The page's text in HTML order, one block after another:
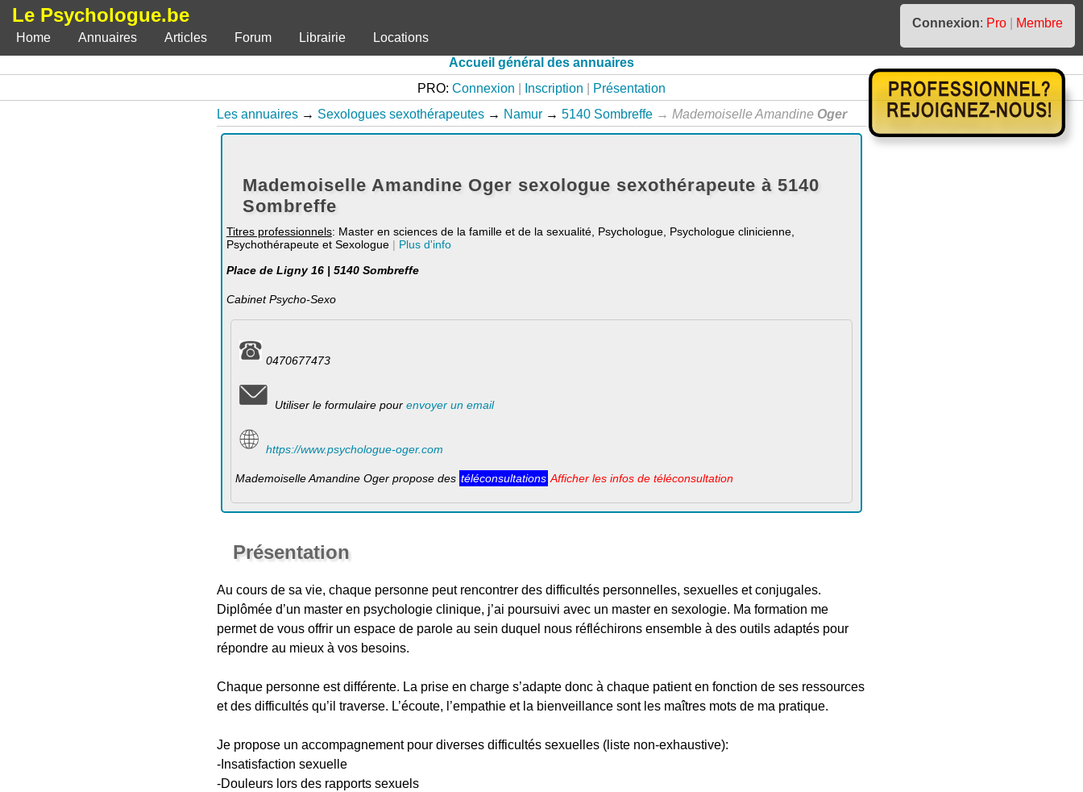
Le Psychologue.be Connexion: Pro
Membre
Home
Annuaires Articles Forum Librairie
Locations
Accueil général des annuaires
PRO: Connexion Inscription
Présentation
Les annuaires → Sexologues sexothérapeutes → Namur → 5140 Sombreffe → Mademoiselle Amandine Oger
Mademoiselle Amandine Oger sexologue sexothérapeute à 5140
Sombreffe
Titres professionnels: Master en sciences de la famille et de la sexualité, Psychologue, Psychologue clinicienne,
Psychothérapeute et Sexologue | Plus d'info
Place de Ligny 16 | 5140 Sombreffe
Cabinet Psycho-Sexo
0470677473
Utiliser le formulaire pourenvoyer un email
https://www.psychologue-oger.com
Mademoiselle Amandine Oger propose des téléconsultations Afficher les infos de téléconsultation
Présentation
Au cours de sa vie, chaque personne peut rencontrer des difficultés personnelles, sexuelles et conjugales.
Diplômée d’un master en psychologie clinique, j’ai poursuivi avec un master en sexologie. Ma formation me
permet de vous offrir un espace de parole au sein duquel nous réfléchirons ensemble à des outils adaptés pour
répondre au mieux à vos besoins.
Chaque personne est différente. La prise en charge s’adapte donc à chaque patient en fonction de ses ressources
et des difficultés qu’il traverse. L’écoute, l’empathie et la bienveillance sont les maîtres mots de ma pratique.
Je propose un accompagnement pour diverses difficultés sexuelles (liste non-exhaustive):
-Insatisfaction sexuelle
-Douleurs lors des rapports sexuels